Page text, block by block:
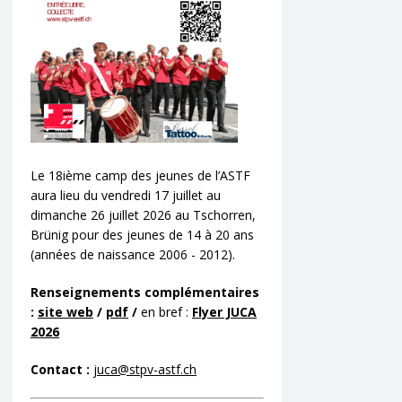
Le 18ième camp des jeunes de l’ASTF
aura lieu du vendredi 17 juillet au
dimanche 26 juillet 2026 au Tschorren,
Brünig pour des jeunes de 14 à 20 ans
(années de naissance 2006 - 2012).
Renseignements complémentaires
: site web / pdf / en bref : Flyer JUCA
2026
Contact : juca@stpv-astf.ch